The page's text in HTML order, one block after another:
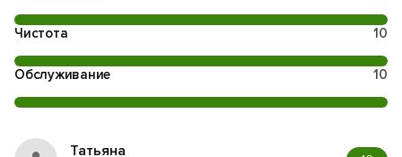
Чистота 10
Обслуживание 10
Татьяна